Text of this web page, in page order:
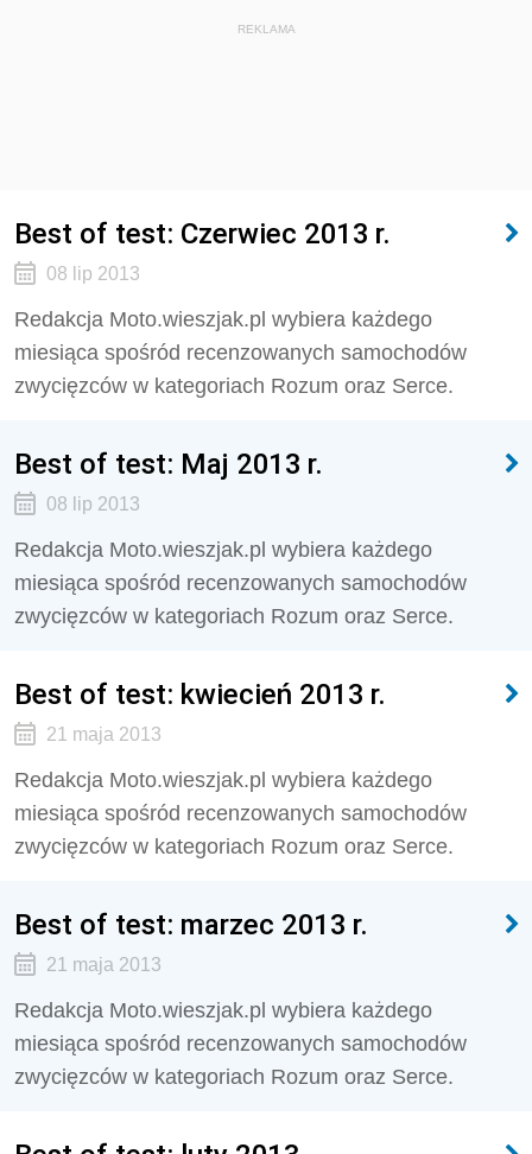
REKLAMA
Best of test: Czerwiec 2013 r.
08 lip 2013
Redakcja Moto.wieszjak.pl wybiera każdego
miesiąca spośród recenzowanych samochodów
zwycięzców w kategoriach Rozum oraz Serce.
Best of test: Maj 2013 r.
08 lip 2013
Redakcja Moto.wieszjak.pl wybiera każdego
miesiąca spośród recenzowanych samochodów
zwycięzców w kategoriach Rozum oraz Serce.
Best of test: kwiecień 2013 r.
21 maja 2013
Redakcja Moto.wieszjak.pl wybiera każdego
miesiąca spośród recenzowanych samochodów
zwycięzców w kategoriach Rozum oraz Serce.
Best of test: marzec 2013 r.
21 maja 2013
Redakcja Moto.wieszjak.pl wybiera każdego
miesiąca spośród recenzowanych samochodów
zwycięzców w kategoriach Rozum oraz Serce.